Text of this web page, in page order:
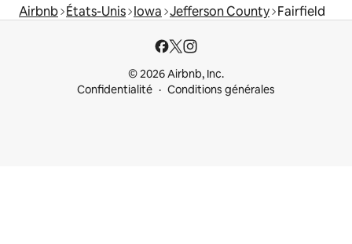
Airbnb États-Unis Iowa Jefferson County Fairfield
© 2026 Airbnb, Inc.
Confidentialité
Conditions générales